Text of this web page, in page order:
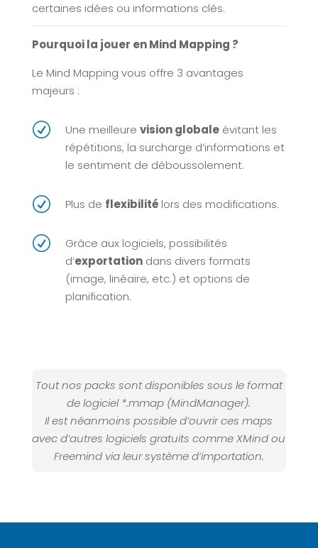
certaines idées ou informations clés.
Pourquoi la jouer en Mind Mapping ?
Le Mind Mapping vous offre 3 avantages
majeurs :
R Une meilleure vision globaleévitant les
répétitions, la surcharge d’informations et
le sentiment de déboussolement.
R Plus de flexibilité lors des modifications.
R
Grâce aux logiciels, possibilités
d’exportationdans divers formats
(image, linéaire, etc.) et options de
planification.
Tout nos packs sont disponibles sous le format
de logiciel *.mmap (MindManager).
Il est néanmoins possible d’ouvrir ces maps
avec d’autres logiciels gratuits comme XMind ou
Freemind via leur système d’importation.